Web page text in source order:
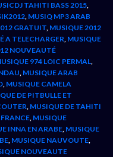
TAHITI BASS 2015,
, MUSIQ MP3 ARAB
GRATUIT, MUSIQUE 2012
A TELECHARGER, MUSIQUE
NOUVEAUTÉ
974 LOIC PERMAL,
, MUSIQUE ARAB
, MUSIQUE CAMELA
DE PITBULLE ET
, MUSIQUE DE TAHITI
, MUSIQUE
INNA EN ARABE, MUSIQUE
, MUSIQUE NAUVOUTE,
NOUVEAUTE